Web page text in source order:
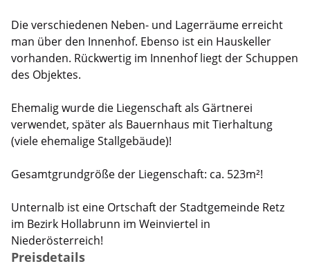
Die verschiedenen Neben- und Lagerräume erreicht
man über den Innenhof. Ebenso ist ein Hauskeller
vorhanden. Rückwertig im Innenhof liegt der Schuppen
des Objektes.
Ehemalig wurde die Liegenschaft als Gärtnerei
verwendet, später als Bauernhaus mit Tierhaltung
(viele ehemalige Stallgebäude)!
Gesamtgrundgröße der Liegenschaft: ca. 523m²!
Unternalb ist eine Ortschaft der Stadtgemeinde Retz
im Bezirk Hollabrunn im Weinviertel in
Niederösterreich!
Preisdetails